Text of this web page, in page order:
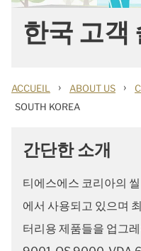
한국 고객
ACCUEIL › ABOUT US ›
SOUTH KOREA
간단한 소개
티에스에스 코리아의
에서 사용되고 있으며
터리용 제품들을 업그